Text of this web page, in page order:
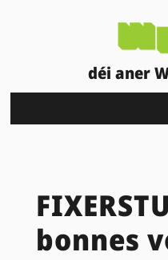
déi aner
bonnes